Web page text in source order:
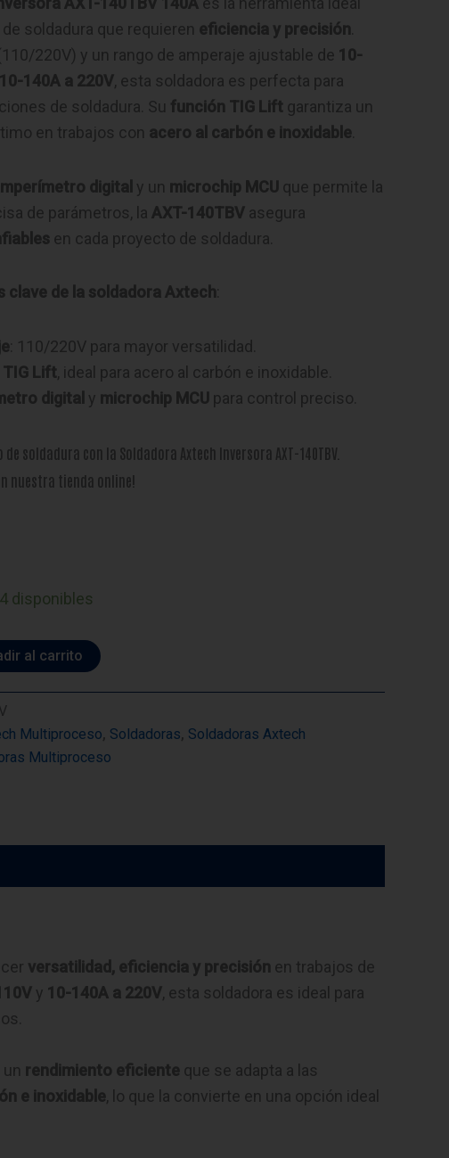
soldadura que requieren eficiencia y precisión
220V) y un rango de amperaje ajustable de 10-
10-140A a 220V, esta soldadora es perfecta para
de soldadura. Su función TIG Lift garantiza un
en trabajos con acero al carbón e inoxidable
digital y un microchip MCU que permite la
de parámetros, la AXT-140TBV asegura
en cada proyecto de soldadura.
clave de la soldadora Axtech
: 110/220V para mayor versatilidad.
Lift, ideal para acero al carbón e inoxidable.
digital y microchip MCU para control preciso.
soldadura con la Soldadora Axtech Inversora AXT-140TBV.
nuestra tienda online!
4 disponibles
al carrito
Multiproceso, Soldadoras, Soldadoras Axtech
Multiproceso
versatilidad, eficiencia y precisión en trabajos de
y 10-140A a 220V, esta soldadora es ideal para
rendimiento eficiente que se adapta a las
e inoxidable, lo que la convierte en una opción ideal